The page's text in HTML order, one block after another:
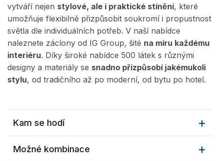
vytváří nejen stylové, ale i praktické stínění, které
umožňuje flexibilně přizpůsobit soukromí i propustnost
světla dle individuálních potřeb. V naší nabídce
naleznete záclony od IG Group, šité na míru každému
interiéru. Díky široké nabídce 500 látek s různými
designy a materiály se snadno přizpůsobí jakémukoli
stylu, od tradičního až po moderní, od bytu po hotel.
Kam se hodí
Možné kombinace